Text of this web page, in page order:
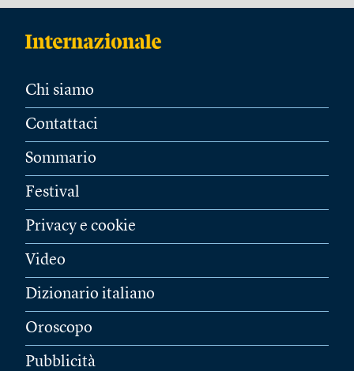
Chi siamo
Contattaci
Sommario
Festival
Privacy e cookie
Video
Dizionario italiano
Oroscopo
Pubblicità